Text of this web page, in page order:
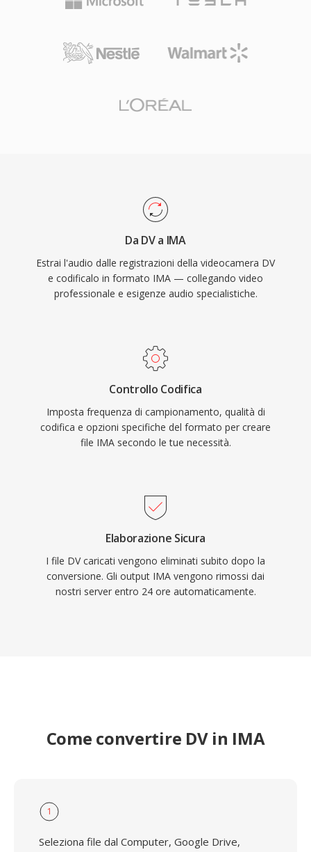
Da DV a IMA
Estrai l'audio dalle registrazioni della videocamera DV
e codificalo in formato IMA — collegando video
professionale e esigenze audio specialistiche.
Controllo Codifica
Imposta frequenza di campionamento, qualità di
codifica e opzioni specifiche del formato per creare
file IMA secondo le tue necessità.
Elaborazione Sicura
I file DV caricati vengono eliminati subito dopo la
conversione. Gli output IMA vengono rimossi dai
nostri server entro 24 ore automaticamente.
Come convertire DV in IMA
1
Seleziona file dal Computer, Google Drive,